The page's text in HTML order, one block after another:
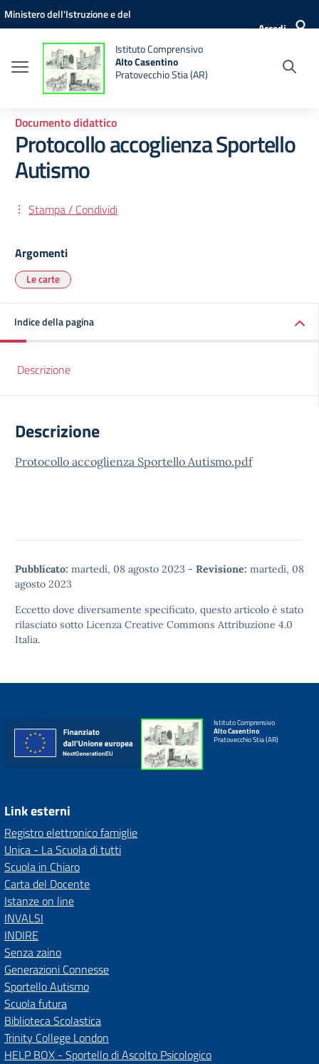
Vai ai contenuti
Vai al menu di navigazione
Vai al footer
Ministero dell'Istruzione e del
Accedi
Istituto Comprensivo
Alto Casentino
Pratovecchio Stia (AR)
Documento didattico
Protocollo accoglienza Sportello
Autismo
Stampa / Condividi
Argomenti
Le carte
Indice della pagina
Descrizione
Descrizione
Protocollo accoglienza Sportello Autismo.pdf
Pubblicato: martedì, 08 agosto 2023 - Revisione: martedì, 08
agosto 2023
Eccetto dove diversamente specificato, questo articolo è stato
rilasciato sotto Licenza Creative Commons Attribuzione 4.0
Italia.
Istituto Comprensivo
Alto Casentino
Pratovecchio Stia (AR)
Link esterni
Registro elettronico famiglie
Unica - La Scuola di tutti
Scuola in Chiaro
Carta del Docente
Istanze on line
INVALSI
INDIRE
Senza zaino
Generazioni Connesse
Sportello Autismo
Scuola futura
Biblioteca Scolastica
Trinity College London
HELP BOX - Sportello di Ascolto Psicologico